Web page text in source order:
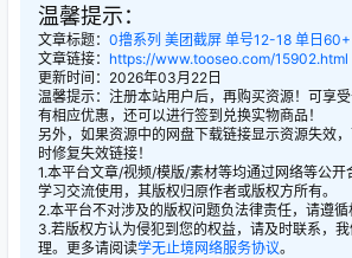
温馨提示：
文章标题： 0撸系列 美团截屏 单号12-18 单日
文章链接： https://www.tooseo.com/15902.html
更新时间：2026年03月22日
温馨提示：注册本站用户后，再购买资源！可享
有相应优惠，还可以进行签到兑换实物商品！
另外，如果资源中的网盘下载链接显示资源失效
时修复失效链接！
1.本平台文章/视频/模版/素材等均通过网络等公开
学习交流使用，其版权归原作者或版权方所有。
2.本平台不对涉及的版权问题负法律责任，请遵循
3.若版权方认为侵犯到您的权益，请及时联系，
理。更多请阅读学无止境网络服务协议。